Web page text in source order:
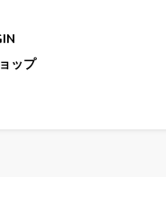
ップ